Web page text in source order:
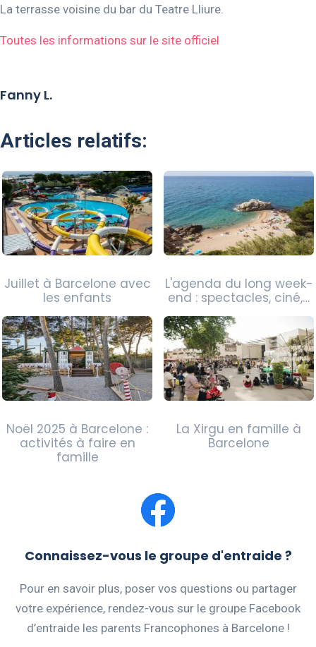
La terrasse voisine du bar du Teatre Lliure.
Toutes les informations sur le site officiel
Fanny L.
Articles relatifs:
Juillet à Barcelone avec
les enfants
L'agenda du long week-
end : spectacles, ciné,…
Noël 2025 à Barcelone :
activités à faire en
famille
La Xirgu en famille à
Barcelone
Connaissez-vous le groupe d'entraide ?
Pour en savoir plus, poser vos questions ou partager
votre expérience, rendez-vous sur le groupe Facebook
d’entraide les parents Francophones à Barcelone !